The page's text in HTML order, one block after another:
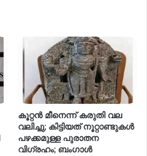
കൂറ്റന്‍ മീനെന്ന് കരുതി വല
വലിച്ചു; കിട്ടിയത് നൂറ്റാണ്ടുകള്‍
പഴക്കമുള്ള പുരാതന
വിഗ്രഹം; ബംഗാള്‍